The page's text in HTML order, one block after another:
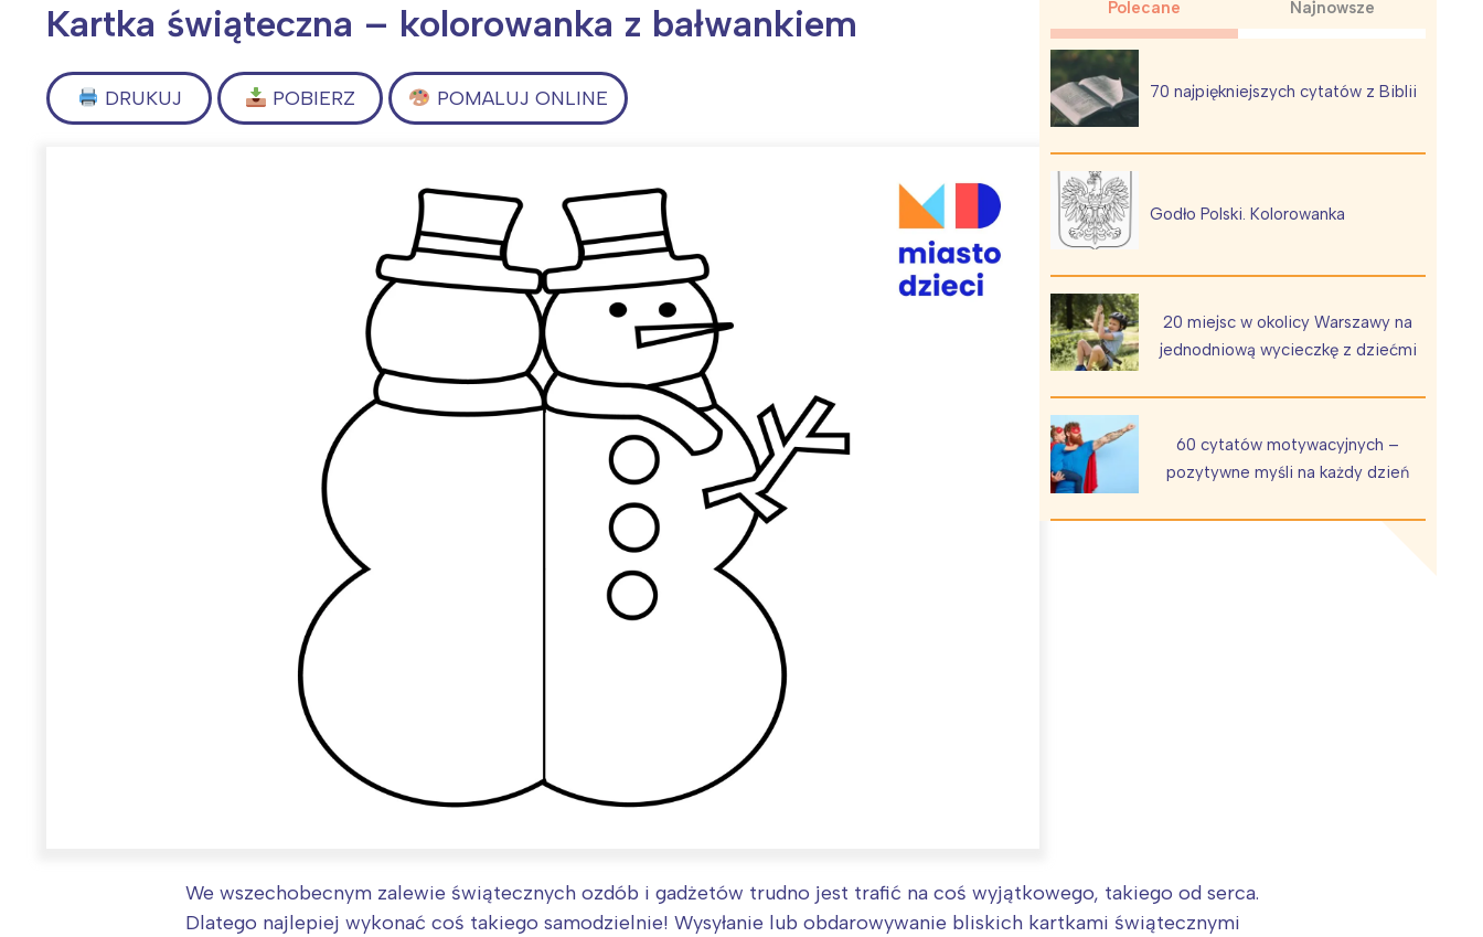
Kartka świąteczna – kolorowanka z bałwankiem
DRUKUJ POBIERZ POMALUJ ONLINE
Polecane Najnowsze
70 najpiękniejszych cytatów z Biblii
Godło Polski. Kolorowanka
20 miejsc w okolicy Warszawy na
jednodniową wycieczkę z dziećmi
60 cytatów motywacyjnych –
pozytywne myśli na każdy dzień
We wszechobecnym zalewie świątecznych ozdób i gadżetów trudno jest trafić na coś wyjątkowego, takiego od serca.
Dlatego najlepiej wykonać coś takiego samodzielnie! Wysyłanie lub obdarowywanie bliskich kartkami świątecznymi